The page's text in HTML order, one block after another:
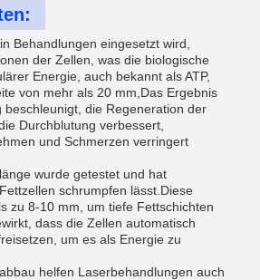
Behandlungen eingesetzt wird,
der Zellen, was die biologische
Energie, auch bekannt als ATP,
von mehr als 20 mm,Das Ergebnis
beschleunigt, die Regeneration der
Durchblutung verbessert,
und Schmerzen verringert
wurde getestet und hat
schrumpfen lässt.Diese
zu 8-10 mm, um tiefe Fettschichten
dass die Zellen automatisch
um es als Energie zu
helfen Laserbehandlungen auch